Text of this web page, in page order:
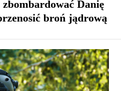
zbombardować Danię
broń jądrową